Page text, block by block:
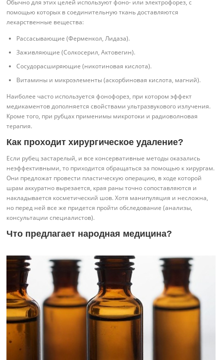
Обычно для этих целей используют фоно- или электрофорез, с
помощью которых в соединительную ткань доставляются
лекарственные вещества:
Рассасывающие (Ферменкол, Лидаза).
Заживляющие (Солкосерил, Актовегин).
Сосудорасширяющие (никотиновая кислота).
Витамины и микроэлементы (аскорбиновая кислота, магний).
Наиболее часто используется фонофорез, при котором эффект
медикаментов дополняется свойствами ультразвукового излучения.
Кроме того, при рубцах применимы микротоки и радиоволновая
терапия.
Как проходит хирургическое удаление?
Если рубец застарелый, и все консервативные методы оказались
неэффективными, то приходится обращаться за помощью к хирургам.
Они предложат провести пластическую операцию, в ходе которой
шрам аккуратно вырезается, края раны точно сопоставляются и
накладывается косметический шов. Хотя манипуляция и несложна,
но перед ней все же придется пройти обследование (анализы,
консультации специалистов).
Что предлагает народная медицина?